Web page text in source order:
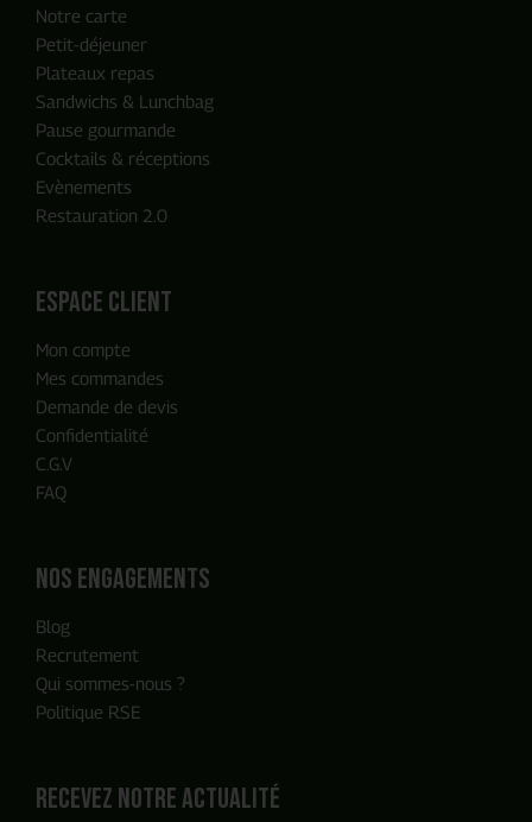
Notre équipe reviendra vers vous
en moins de 24h, c'est promis
Notre carte
Petit-déjeuner
Plateaux repas
Sandwichs & Lunchbag
Pause gourmande
Cocktails & réceptions
Evènements
Restauration 2.0
espace client
Mon compte
Mes commandes
Demande de devis
Confidentialité
C.G.V
FAQ
Nos engagements
Blog
Recrutement
Qui sommes-nous ?
Politique RSE
Recevez notre actualité